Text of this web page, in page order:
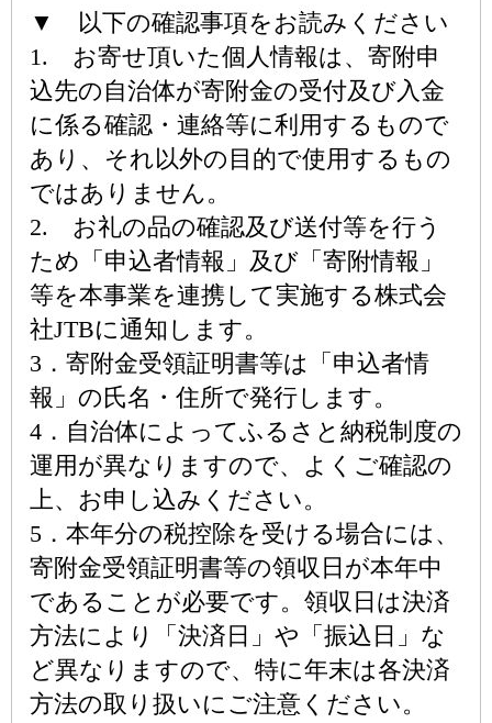
▼ 以下の確認事項をお読みください
1. お寄せ頂いた個人情報は、寄附申
込先の自治体が寄附金の受付及び入金
に係る確認・連絡等に利用するもので
あり、それ以外の目的で使用するもの
ではありません。
2. お礼の品の確認及び送付等を行う
ため「申込者情報」及び「寄附情報」
等を本事業を連携して実施する株式会
社JTBに通知します。
3．寄附金受領証明書等は「申込者情
報」の氏名・住所で発行します。
4．自治体によってふるさと納税制度の
運用が異なりますので、よくご確認の
上、お申し込みください。
5．本年分の税控除を受ける場合には、
寄附金受領証明書等の領収日が本年中
であることが必要です。領収日は決済
方法により「決済日」や「振込日」な
ど異なりますので、特に年末は各決済
方法の取り扱いにご注意ください。